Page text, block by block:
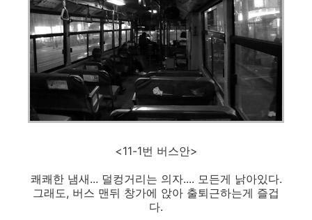
<11-1번 버스안>
쾌쾌한 냄새... 덜컹거리는 의자.... 모든게 낡아있다.
그래도, 버스 맨뒤 창가에 앉아 출퇴근하는게 즐겁
다.